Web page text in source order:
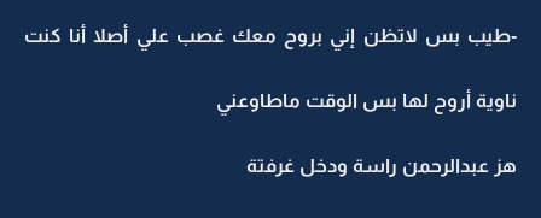
-طيب بس لاتظن إني بروح معك غصب علي أصلا أنا كنت
ناوية أروح لها بس الوقت ماطاوعني
هز عبدالرحمن راسة ودخل غرفتة